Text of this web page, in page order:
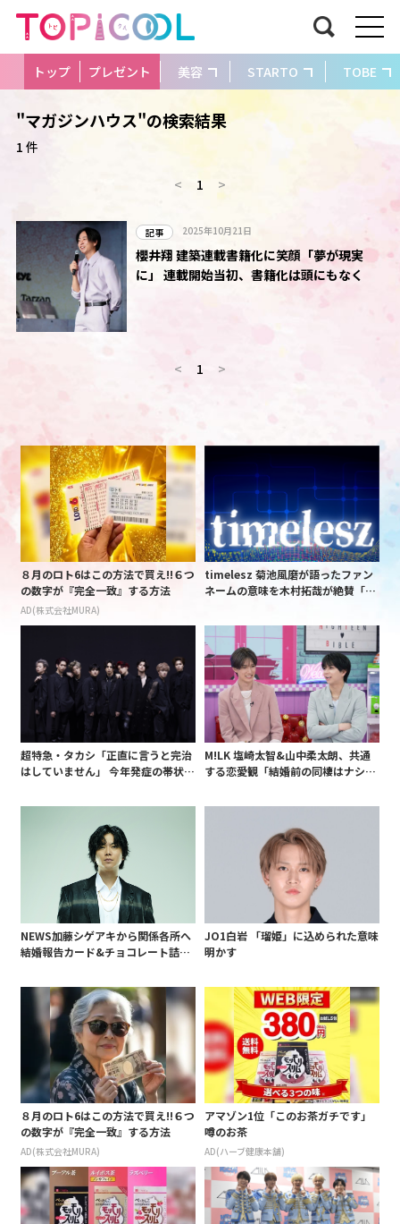
トップ プレゼント 美容 STARTO TOBE
"マガジンハウス"の検索結果
1 件
< 1 >
記事 2025年10月21日
櫻井翔 建築連載書籍化に笑顔「夢が現実
に」 連載開始当初、書籍化は頭にもなく
< 1 >
８月のロト6はこの方法で買え!!６つ
の数字が『完全一致』する方法
AD(株式会社MURA)
timelesz 菊池風磨が語ったファン
ネームの意味を木村拓哉が絶賛「考
超特急・タカシ「正直に言うと完治
はしていません」 今年発症の帯状疱
白 後遺症も語る
M!LK 塩崎太智&山中柔太朗、共通
する恋愛観「結婚前の同棲はナシ」
NEWS加藤シゲアキから関係各所へ
結婚報告カード&チョコレート詰め
も添えて
JO1白岩 「瑠姫」に込められた意味
明かす
８月のロト6はこの方法で買え!!６つ
の数字が『完全一致』する方法
AD(株式会社MURA)
アマゾン1位「このお茶ガチです」
噂のお茶
AD(ハーブ健康本舗)